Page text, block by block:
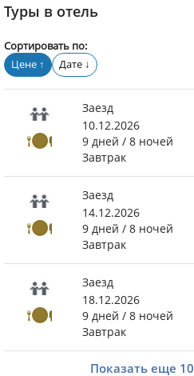
Туры в отель
Сортировать по:
Цене ↑ Дате ↓
Заезд
10.12.2026
9 дней / 8 ночей
Завтрак
Заезд
14.12.2026
9 дней / 8 ночей
Завтрак
Заезд
18.12.2026
9 дней / 8 ночей
Завтрак
Показать еще 10